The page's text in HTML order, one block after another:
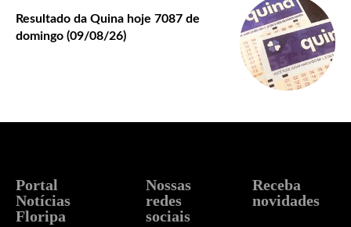
Resultado da Quina hoje 7087 de
domingo (09/08/26)
Portal
Notícias
Floripa
Nossas
redes
sociais
Receba
novidades